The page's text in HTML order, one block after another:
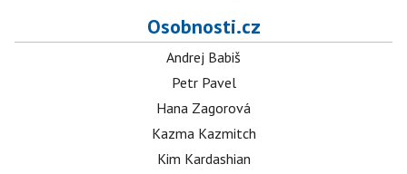
Osobnosti.cz
Andrej Babiš
Petr Pavel
Hana Zagorová
Kazma Kazmitch
Kim Kardashian